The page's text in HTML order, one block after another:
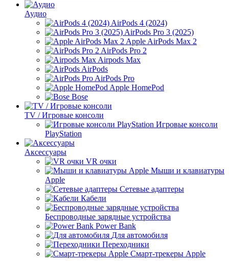
Аудио
AirPods 4 (2024)
AirPods Pro 3 (2025)
Apple AirPods Max 2
AirPods Pro 2
Airpods Max
AirPods
AirPods Pro
Apple HomePod
Bose
TV / Игровые консоли
Игровые консоли
PlayStation
Аксессуары
VR очки
Мыши и клавиатуры
Apple
Сетевые адаптеры
Кабели
Беспроводные зарядные устройства
Power Bank
Для автомобиля
Переходники
Смарт-трекеры Apple